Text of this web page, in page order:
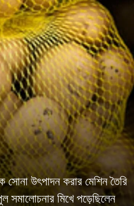
উৎপাদন করার মেশিন তৈরি
সমালোচনার মিখে পড়েছিলেন